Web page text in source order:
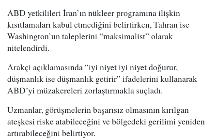
ABD yetkilileri İran’ın nükleer programına ilişkin
kısıtlamaları kabul etmediğini belirtirken, Tahran ise
Washington’un taleplerini “maksimalist” olarak
nitelendirdi.
Arakçi açıklamasında “iyi niyet iyi niyet doğurur,
düşmanlık ise düşmanlık getirir” ifadelerini kullanarak
ABD’yi müzakereleri zorlaştırmakla suçladı.
Uzmanlar, görüşmelerin başarısız olmasının kırılgan
ateşkesi riske atabileceğini ve bölgedeki gerilimi yeniden
artırabileceğini belirtiyor.